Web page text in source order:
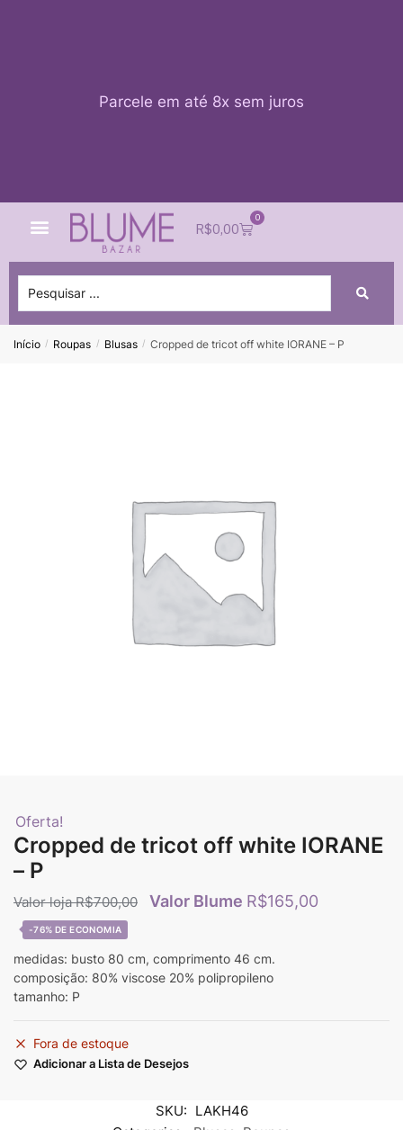
Parcele em até 8x sem juros
R$0,00
0
Início / Roupas / Blusas / Cropped de tricot off white IORANE – P
Oferta!
Cropped de tricot off white IORANE
– P
R$700,00 R$165,00
-76%
medidas: busto 80 cm, comprimento 46 cm.
composição: 80% viscose 20% polipropileno
tamanho: P
Fora de estoque
Adicionar a Lista de Desejos
SKU: LAKH46